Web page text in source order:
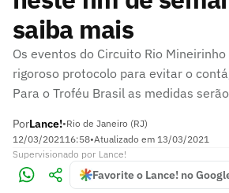
saiba mais
Os eventos do Circuito Rio
rigoroso protocolo para evitar o
Para o Troféu Brasil as medidas
PorLance!•Rio de Janeiro (RJ)
12/03/202116:58•Atualizado em 13/03/2021
Supervisionado por Lance!
Favorite o Lance! no